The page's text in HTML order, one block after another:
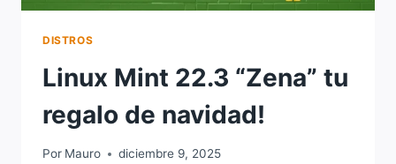
DISTROS
Linux Mint 22.3 “Zena” tu
regalo de navidad!
Por Mauro diciembre 9, 2025